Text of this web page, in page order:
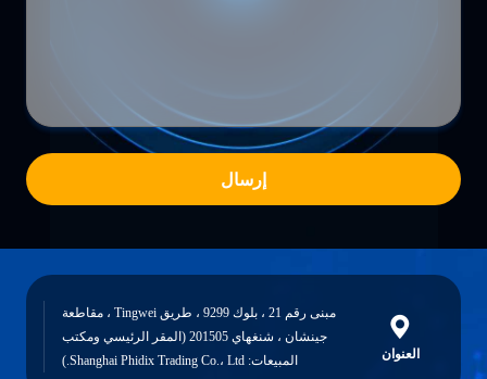
إرسال
العنوان
مبنى رقم 21 ، بلوك 9299 ، طريق Tingwei ، مقاطعة
جينشان ، شنغهاي 201505 (المقر الرئيسي ومكتب
المبيعات: Shanghai Phidix Trading Co.، Ltd.)